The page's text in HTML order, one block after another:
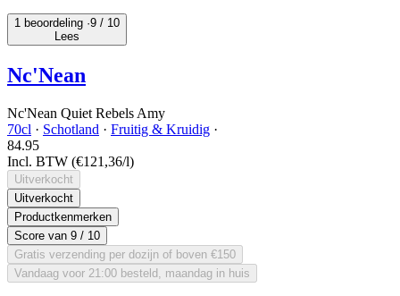
1 beoordeling ·9 / 10
Lees
Nc'Nean
Nc'Nean Quiet Rebels Amy
70cl · Schotland · Fruitig & Kruidig ·
84.95
Incl. BTW (€121,36/l)
Uitverkocht
Uitverkocht
Productkenmerken
Score van 9 / 10
Gratis verzending per dozijn of boven €150
Vandaag voor 21:00 besteld, maandag in huis